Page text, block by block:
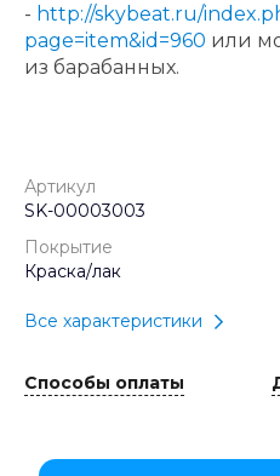
- http://skybeat.ru/
page=item&id=960 или
из барабанных.
Артикул
SK-00003003
Покрытие
Краска/лак
Все характеристики
Способы оплаты